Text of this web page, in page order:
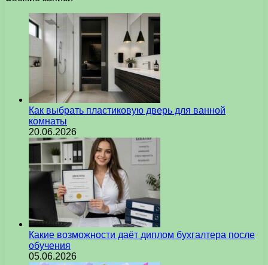
Как выбрать пластиковую дверь для ванной
комнаты
20.06.2026
Какие возможности даёт диплом бухгалтера после
обучения
05.06.2026